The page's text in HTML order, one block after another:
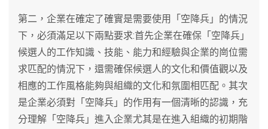
第二，企業在確定了確實是需要使用「空降兵」的情況
下，必須滿足以下兩點要求:首先企業在確保「空降兵」
候選人的工作知識、技能、能力和經驗與企業的崗位需
求匹配的情況下，還需確保候選人的文化和價值觀以及
相應的工作風格能夠與組織的文化和氛圍相匹配。其次
是企業必須對「空降兵」的作用有一個清晰的認識，充
分理解「空降兵」進入企業尤其是在進入組織的初期階